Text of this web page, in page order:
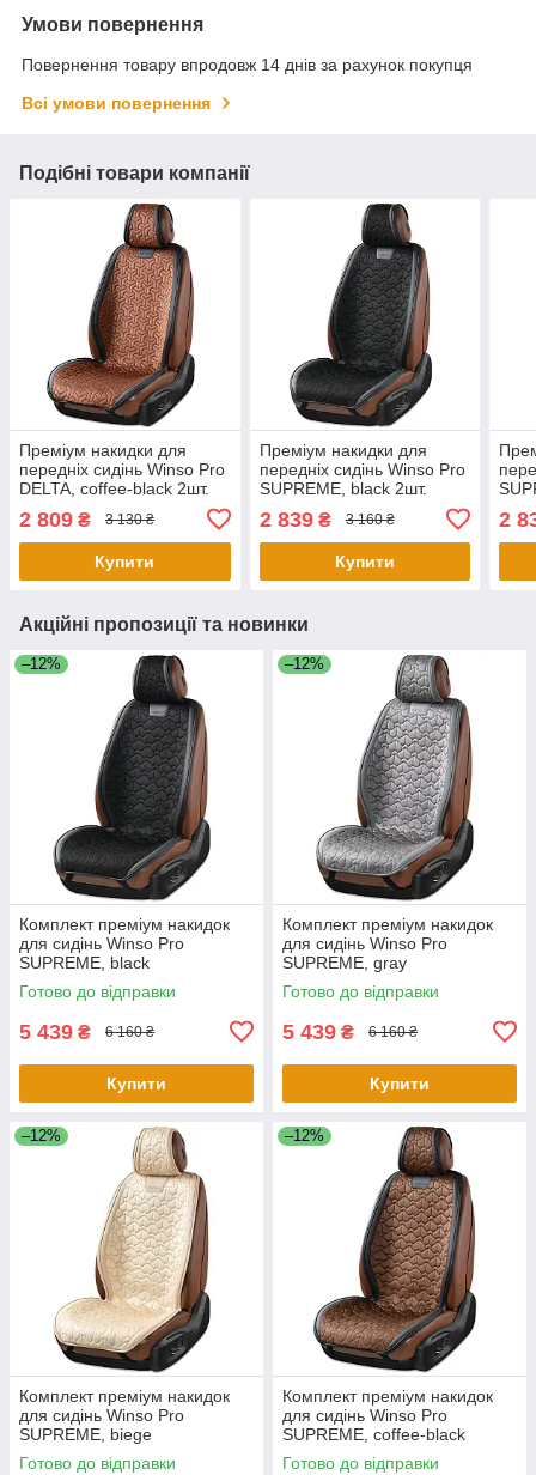
Умови повернення
Повернення товару впродовж 14 днів за рахунок покупця
Всі умови повернення
Подібні товари компанії
Преміум накидки для
передніх сидінь Winso Pro
DELTA, coffee-black 2шт.
2 809 ₴ 3 130 ₴
Купити
Преміум накидки для
передніх сидінь Winso Pro
SUPREME, black 2шт.
2 839₴ 3 160 ₴
Купити
2
Акційні пропозиції та новинки
–12%
Комплект преміум накидок
для сидінь Winso Pro
SUPREME, black
Готово до відправки
5 439 ₴ 6 160 ₴
Купити
–12%
Комплект преміум накидок
для сидінь Winso Pro
SUPREME, gray
Готово до відправки
5 439 ₴ 6 160 ₴
Купити
–12%
Комплект преміум накидок
для сидінь Winso Pro
SUPREME, biege
Готово до відправки
–12%
Комплект преміум накидок
для сидінь Winso Pro
SUPREME, coffee-black
Готово до відправки